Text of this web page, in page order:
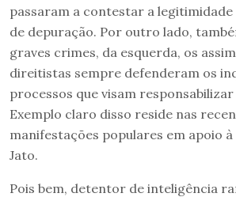
passaram a contestar a legitimidade
de depuração. Por outro lado,
graves crimes, da esquerda, os
direitistas sempre defenderam os
processos que visam
Exemplo claro disso reside nas
manifestações populares em apoio
Jato.
Pois bem, detentor de inteligência